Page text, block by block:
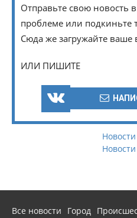
Отправьте свою новость
проблеме или подкиньте
Сюда же загружайте ваше
ИЛИ ПИШИТЕ
Все новости Город